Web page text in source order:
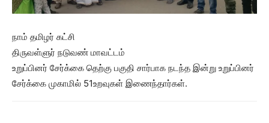
நாம் தமிழர் கட்சி
திருவள்ளுர் நடுவண் மாவட்டம்
உறுப்பினர் சேர்க்கை தெற்கு பகுதி சார்பாக நடந்த இன்று உறுப்பினர்
சேர்க்கை முகாமில் 51உறவுகள் இணைந்தார்கள்.